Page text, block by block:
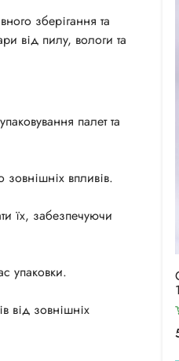
зберігання та
від пилу, вологи та
палет та
впливів.
їх, забезпечуючи
упаковки.
від зовнішніх